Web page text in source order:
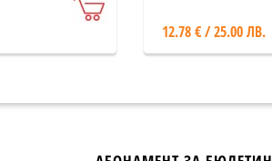
12.78 € / 25.00 ЛВ.